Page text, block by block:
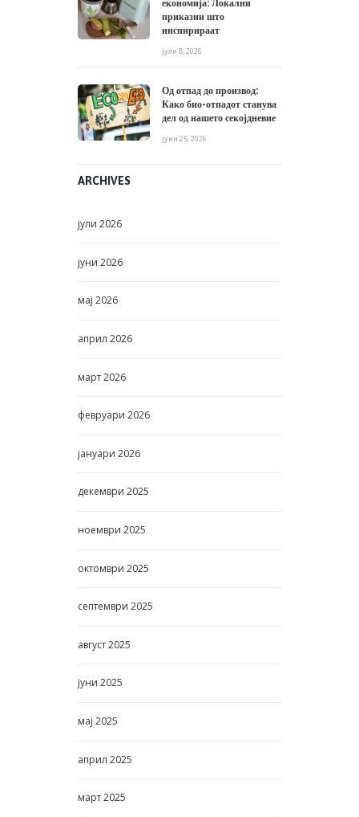
економија: Локални
приказни што
инспирираат
јули 8, 2026
Од отпад до производ:
Како био-отпадот станува
дел од нашето секојдневие
јуни 25, 2026
ARCHIVES
јули 2026
јуни 2026
мај 2026
април 2026
март2026
февруари 2026
јануари 2026
декември 2025
ноември 2025
октомври 2025
септември 2025
август2025
јуни 2025
мај 2025
април 2025
март2025